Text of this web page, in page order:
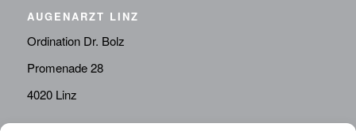
AUGENARZT LINZ
Ordination Dr. Bolz
Promenade 28
4020 Linz